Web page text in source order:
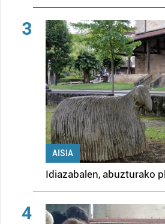
3
AISIA
Idiazabalen, abuzturako
4